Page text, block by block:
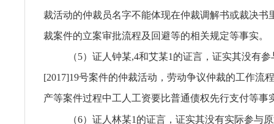
裁活动的仲裁员名字不能体现在仲裁调解书或裁决书
裁案件的立案审批流程及回避等的相关规定等事实。
（5）证人钟某,4和艾某1的证言，证实其没有
[2017]19号案件的仲裁活动，劳动争议仲裁的工作流
产等案件过程中工人工资要比普通债权先行支付等事
（6）证人林某1的证言，证实其没有实际参与